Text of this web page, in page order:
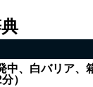
中、白バリア、
）